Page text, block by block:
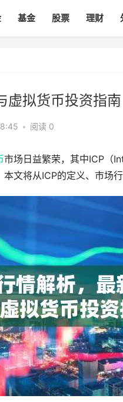
基金 股票 理财
虚拟货币投资指南
• 阅读 0
市场日益繁荣，其中ICP（
文将从ICP的定义、市场